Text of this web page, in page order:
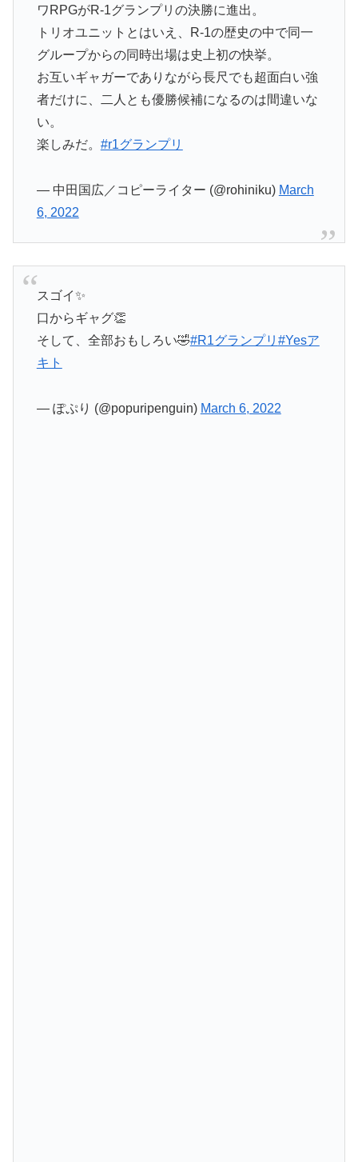
ワRPGがR-1グランプリの決勝に進出。
トリオユニットとはいえ、R-1の歴史の中で同一
グループからの同時出場は史上初の快挙。
お互いギャガーでありながら長尺でも超面白い強
者だけに、二人とも優勝候補になるのは間違いな
い。
楽しみだ。 #r1グランプリ
— 中田国広／コピーライター (@rohiniku) March
6, 2022
スゴイ✨
口からギャグ👏
そして、全部おもしろい🤣#R1グランプリ #Yesア
キト
— ぽぷり (@popuripenguin) March 6, 2022